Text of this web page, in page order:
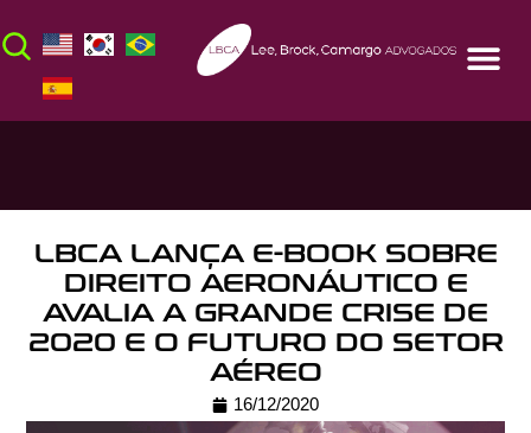
LBCA LANÇA E-BOOK SOBRE
DIREITO AERONÁUTICO E
AVALIA A GRANDE CRISE DE
2020 E O FUTURO DO SETOR
AÉREO
16/12/2020